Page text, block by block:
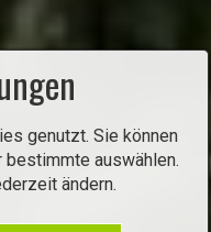
genutzt. Sie können
auswählen.
ändern.